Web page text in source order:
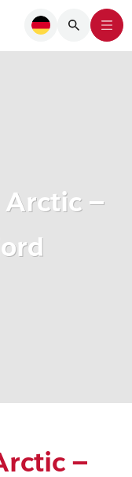
Arctic –
–